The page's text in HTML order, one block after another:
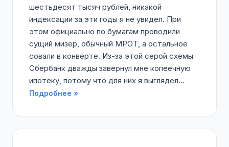
шестьдесят тысяч рублей, никакой
индексации за эти годы я не увидел. При
этом официально по бумагам проводили
сущий мизер, обычный МРОТ, а остальное
совали в конверте. Из-за этой серой схемы
Сбербанк дважды завернул мне копеечную
ипотеку, потому что для них я выглядел...
Подробнее »